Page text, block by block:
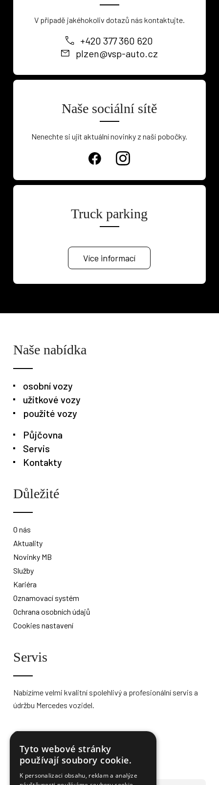
V případě jakéhokoliv dotazů nás kontaktujte.
+420 377 360 620
plzen@vsp-auto.cz
Naše sociální sítě
Nenechte si ujít aktuální novinky z naší pobočky.
Truck parking
Více informací
Naše nabídka
osobní vozy
užitkové vozy
použité vozy
Půjčovna
Servis
Kontakty
Důležité
O nás
Aktuality
Novinky MB
Služby
Kariéra
Oznamovací systém
Ochrana osobních údajů
Cookies nastavení
Servis
Nabízíme velmi kvalitní spolehlivý a profesionální servis a
údržbu Mercedes vozidel.
Tyto webové stránky
používají soubory cookie.
K personalizaci obsahu, reklam a analýze